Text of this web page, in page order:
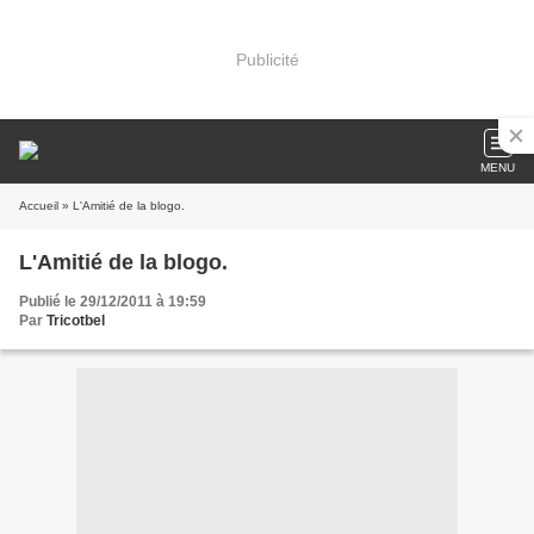
Publicité
MENU
Accueil » L'Amitié de la blogo.
L'Amitié de la blogo.
Publié le 29/12/2011 à 19:59
Par Tricotbel